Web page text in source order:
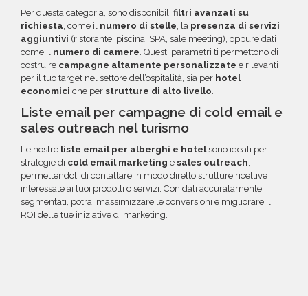
Per questa categoria, sono disponibili filtri avanzati su
richiesta, come il numero di stelle, la presenza di servizi
aggiuntivi (ristorante, piscina, SPA, sale meeting), oppure dati
come il numero di camere. Questi parametri ti permettono di
costruire campagne altamente personalizzate e rilevanti
per il tuo target nel settore dell’ospitalità, sia per hotel
economici che per strutture di alto livello.
Liste email per campagne di cold email e
sales outreach nel turismo
Le nostre liste email per alberghi e hotelsono ideali per
strategie di cold email marketing e sales outreach
permettendoti di contattare in modo diretto strutture ricettive
interessate ai tuoi prodotti o servizi. Con dati accuratamente
segmentati, potrai massimizzare le conversioni e migliorare il
ROI delle tue iniziative di marketing.